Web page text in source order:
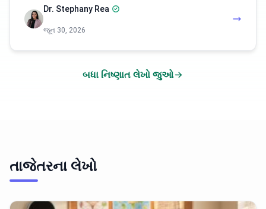
Dr. Stephany Rea
જૂન 30, 2026
બધા નિષ્ણાત લેખો જુઓ
તાજેતરના લેખો